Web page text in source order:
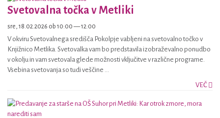
Svetovalna točka v Metliki
sre, 18.02.2026 ob 10:00 — 12:00
V okviru Svetovalnega središča Pokolpje vabljeni na svetovalno točko v
Knjižnico Metlika. Svetovalka vam bo predstavila izobraževalno ponudbo
v okolju in vam svetovala glede možnosti vključitve v različne programe.
Vsebina svetovanja so tudi veščine ...
VEČ